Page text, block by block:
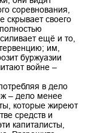
соревнования,
скрывает своего
ещё и то,
им,
буржуазии
войне –
в дело
– дело менее
которые жиреют
средств и
капиталисты,